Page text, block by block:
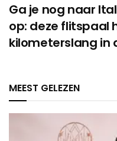
Ga je nog naar
op: deze flitspaal
kilometerslang in
MEEST GELEZEN